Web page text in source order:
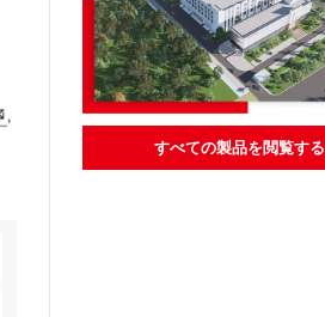
すべての製品を閲覧する